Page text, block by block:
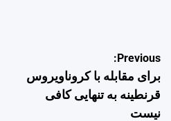
راهبری
نوشته
Previous:
برای مقابله با کروناویروس
قرنطینه به تنهایی کافی
نیست